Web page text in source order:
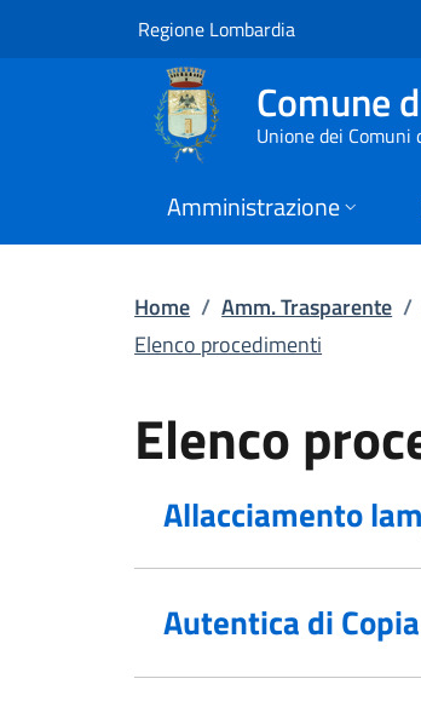
Vai al contenuto principale
ElencoRegione Lombardia
Comune
Unione dei
Amministrazione
Home / Amm. Trasparente /
Elenco procedimenti
Elenco
Allacciamento
Autentica di Copia